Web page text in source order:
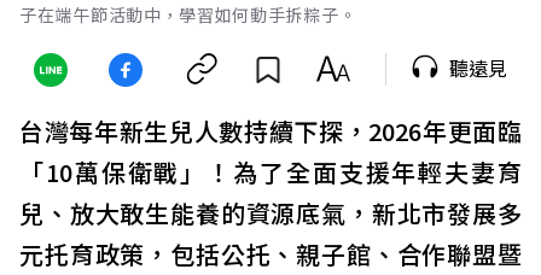
子在端午節活動中，學習如何動手拆粽子。
聽遠見
台灣每年新生兒人數持續下探，2026年更面臨
「10萬保衛戰」！為了全面支援年輕夫妻育
兒、放大敢生能養的資源底氣，新北市發展多
元托育政策，包括公托、親子館、合作聯盟暨